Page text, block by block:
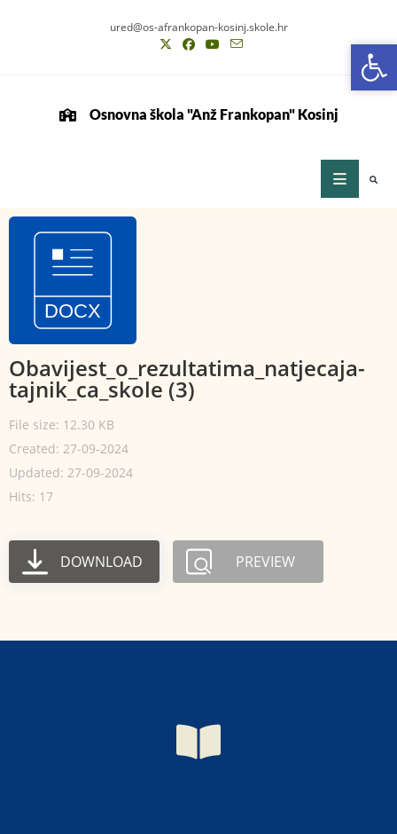
ured@os-afrankopan-kosinj.skole.hr
Osnovna škola "Anž Frankopan" Kosinj
Obavijest_o_rezultatima_natjecaja-
tajnik_ca_skole (3)
File size: 12.30 KB
Created: 27-09-2024
Updated: 27-09-2024
Hits: 17
DOWNLOAD PREVIEW